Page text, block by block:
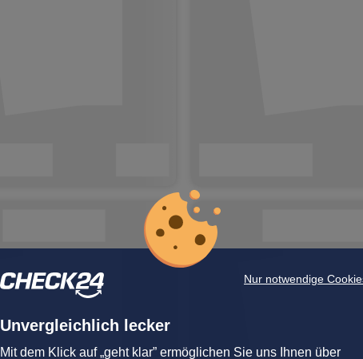
Nur notwendige
Unvergleichlich lecker
Mit dem Klick auf „geht klar” ermöglichen Sie uns Ihnen über